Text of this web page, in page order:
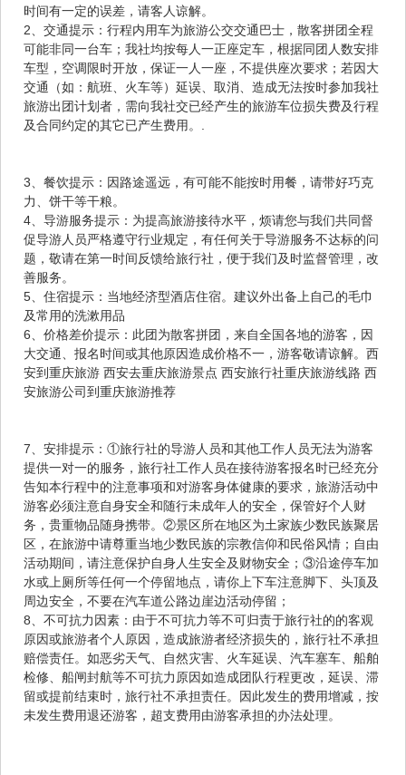
时间有一定的误差，请客人谅解。
2、交通提示：行程内用车为旅游公交交通巴士，散客拼团全程
可能非同一台车；我社均按每人一正座定车，根据同团人数安排
车型，空调限时开放，保证一人一座，不提供座次要求；若因大
交通（如：航班、火车等）延误、取消、造成无法按时参加我社
旅游出团计划者，需向我社交已经产生的旅游车位损失费及行程
及合同约定的其它已产生费用。.
3、餐饮提示：因路途遥远，有可能不能按时用餐，请带好巧克
力、饼干等干粮。
4、导游服务提示：为提高旅游接待水平，烦请您与我们共同督
促导游人员严格遵守行业规定，有任何关于导游服务不达标的问
题，敬请在第一时间反馈给旅行社，便于我们及时监督管理，改
善服务。
5、住宿提示：当地经济型酒店住宿。建议外出备上自己的毛巾
及常用的洗漱用品
6、价格差价提示：此团为散客拼团，来自全国各地的游客，因
大交通、报名时间或其他原因造成价格不一，游客敬请谅解。西
安到重庆旅游 西安去重庆旅游景点 西安旅行社重庆旅游线路 西
安旅游公司到重庆旅游推荐
7、安排提示：①旅行社的导游人员和其他工作人员无法为游客
提供一对一的服务，旅行社工作人员在接待游客报名时已经充分
告知本行程中的注意事项和对游客身体健康的要求，旅游活动中
游客必须注意自身安全和随行未成年人的安全，保管好个人财
务，贵重物品随身携带。②景区所在地区为土家族少数民族聚居
区，在旅游中请尊重当地少数民族的宗教信仰和民俗风情；自由
活动期间，请注意保护自身人生安全及财物安全；③沿途停车加
水或上厕所等任何一个停留地点，请你上下车注意脚下、头顶及
周边安全，不要在汽车道公路边崖边活动停留；
8、不可抗力因素：由于不可抗力等不可归责于旅行社的的客观
原因或旅游者个人原因，造成旅游者经济损失的，旅行社不承担
赔偿责任。如恶劣天气、自然灾害、火车延误、汽车塞车、船舶
检修、船闸封航等不可抗力原因如造成团队行程更改，延误、滞
留或提前结束时，旅行社不承担责任。因此发生的费用增减，按
未发生费用退还游客，超支费用由游客承担的办法处理。